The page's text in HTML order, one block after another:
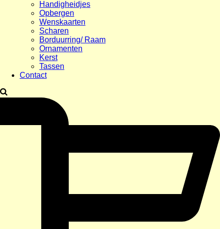
Handigheidjes
Opbergen
Wenskaarten
Scharen
Borduurring/ Raam
Ornamenten
Kerst
Tassen
Contact